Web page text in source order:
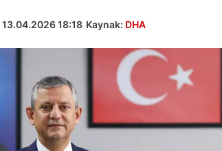
13.04.2026 18:18 Kaynak: DHA